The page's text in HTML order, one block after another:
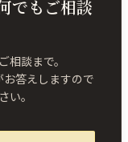
でもご相談
相談まで。
答えしますので
い。